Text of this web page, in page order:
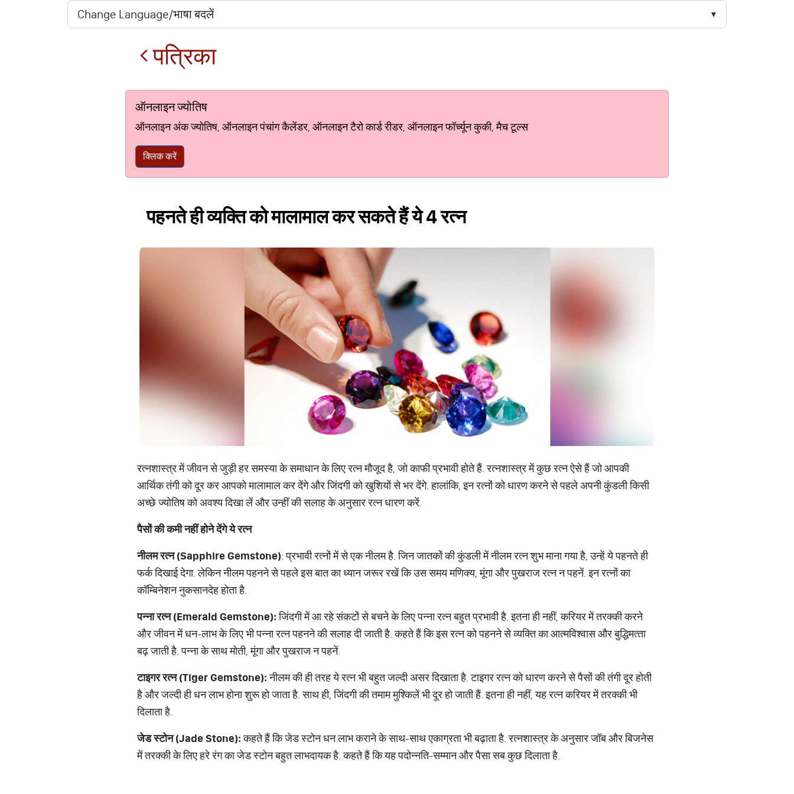
पत्रिका
ऑनलाइन ज्योतिष
ऑनलाइन अंक ज्योतिष, ऑनलाइन पंचांग कैलेंडर, ऑनलाइन टैरो कार्ड रीडर, ऑनलाइन फॉर्च्यून कुकी, मैच टूल्स
क्लिक करें
पहनते ही व्यक्ति को मालामाल कर सकते हैं ये 4 रत्न
रत्नशास्त्र में जीवन से जुड़ी हर समस्या के समाधान के लिए रत्न मौजूद है, जो काफी प्रभावी होते हैं. रत्नशास्त्र में कुछ रत्न ऐसे हैं जो आपकी
आर्थिक तंगी को दूर कर आपको मालामाल कर देंगे और जिंदगी को खुशियों से भर देंगे. हालांकि, इन रत्नों को धारण करने से पहले अपनी कुंडली किसी
अच्छे ज्योतिष को अवश्य दिखा लें और उन्हीं की सलाह के अनुसार रत्न धारण करें.
पैसों की कमी नहीं होने देंगे ये रत्न
नीलम रत्‍न (Sapphire Gemstone): प्रभावी रत्नों में से एक नीलम है. जिन जातकों की कुंडली में नीलम रत्न शुभ माना गया है, उन्हें ये पहनते ही
फर्क दिखाई देगा. लेकिन नीलम पहनने से पहले इस बात का ध्यान जरूर रखें कि उस समय मणिक्य, मूंगा और पुखराज रत्न न पहनें. इन रत्नों का
कॉम्बिनेशन नुकसानदेह होता है.
पन्‍ना रत्‍न (Emerald Gemstone):जिंदगी में आ रहे संकटों से बचने के लिए पन्‍ना रत्‍न बहुत प्रभावी है. इतना ही नहीं, करियर में तरक्‍की करने
और जीवन में धन-लाभ के लिए भी पन्ना रत्न पहनने की सलाह दी जाती है. कहते हैं कि इस रत्‍न को पहनने से व्‍यक्ति का आत्‍मविश्‍वास और बुद्धिमत्‍ता
बढ़ जाती है. पन्ना के साथ मोती, मूंगा और पुखराज न पहनें.
टाइगर रत्‍न (Tiger Gemstone):नीलम की ही तरह ये रत्न भी बहुत जल्दी असर दिखाता है. टाइगर रत्‍न को धारण करने से पैसों की तंगी दूर होती
है और जल्‍दी ही धन लाभ होना शुरू हो जाता है. साथ ही, जिंदगी की तमाम मुश्किलें भी दूर हो जाती हैं. इतना ही नहीं, यह रत्‍न करियर में तरक्‍की भी
दिलाता है.
जेड स्टोन (Jade Stone):कहते हैं कि जेड स्‍टोन धन लाभ कराने के साथ-साथ एकाग्रता भी बढ़ाता है. रत्नशास्त्र के अनुसार जॉब और बिजनेस
में तरक्‍की के लिए हरे रंग का जेड स्‍टोन बहुत लाभदायक है. कहते हैं कि यह पदोन्‍नति-सम्‍मान और पैसा सब कुछ दिलाता है.